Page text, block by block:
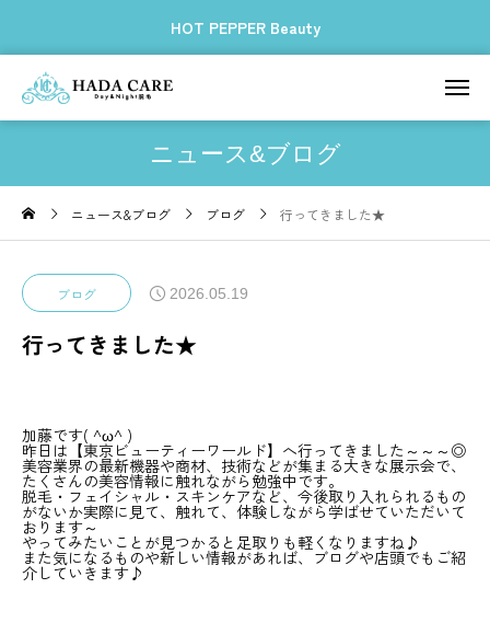
HOT PEPPER Beauty
ニュース&ブログ
ニュース&ブログ ブログ 行ってきました★
ブログ 2026.05.19
行ってきました★
加藤です( ^ω^ )
昨日は【東京ビューティーワールド】へ行ってきました～～～◎
美容業界の最新機器や商材、技術などが集まる大きな展示会で、
たくさんの美容情報に触れながら勉強中です。
脱毛・フェイシャル・スキンケアなど、今後取り入れられるもの
がないか実際に見て、触れて、体験しながら学ばせていただいて
おります～
やってみたいことが見つかると足取りも軽くなりますね♪
また気になるものや新しい情報があれば、ブログや店頭でもご紹
介していきます♪